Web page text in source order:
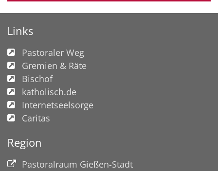
Links
Pastoraler Weg
Gremien & Räte
Bischof
katholisch.de
Internetseelsorge
Caritas
Region
Pastoralraum Gießen-Stadt